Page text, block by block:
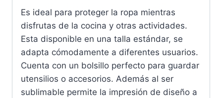
Es ideal para proteger la ropa mientras
disfrutas de la cocina y otras actividades.
Esta disponible en una talla estándar, se
adapta cómodamente a diferentes usuarios.
Cuenta con un bolsillo perfecto para guardar
utensilios o accesorios. Además al ser
sublimable permite la impresión de diseño a